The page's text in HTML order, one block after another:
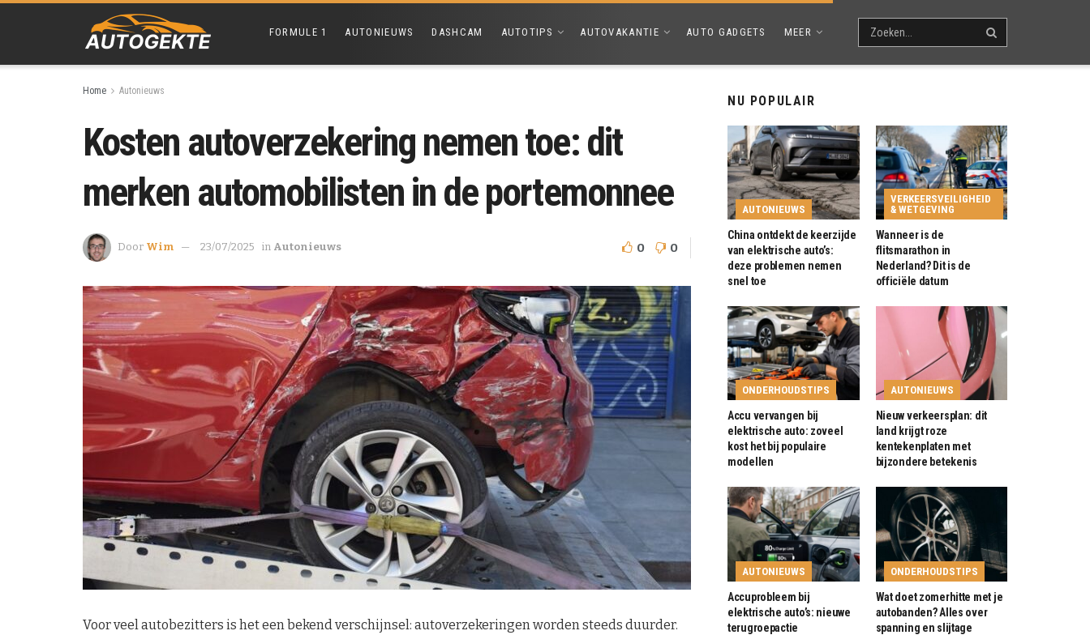
FORMULE 1 AUTONIEUWS DASHCAM AUTOTIPS AUTOVAKANTIE AUTO GADGETS MEER
Home Autonieuws
Kosten autoverzekering nemen toe: dit
merken automobilisten in de portemonnee
Door Wim 23/07/2025 in Autonieuws 0 0
Voor veel autobezitters is het een bekend verschijnsel: autoverzekeringen worden steeds duurder.
NU POPULAIR
AUTONIEUWS
China ontdekt de keerzijde
van elektrische auto’s:
deze problemen nemen
snel toe
VERKEERSVEILIGHEID
& WETGEVING
Wanneer is de
flitsmarathon in
Nederland? Dit is de
officiële datum
ONDERHOUDSTIPS
Accu vervangen bij
elektrische auto: zoveel
kost het bij populaire
modellen
AUTONIEUWS
Nieuw verkeersplan: dit
land krijgt roze
kentekenplaten met
bijzondere betekenis
AUTONIEUWS
Accuprobleem bij
elektrische auto’s: nieuwe
terugroepactie
ONDERHOUDSTIPS
Wat doet zomerhitte met je
autobanden? Alles over
spanning en slijtage